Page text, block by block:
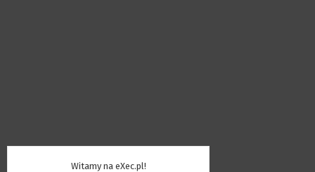
Witamy na eXec.pl!